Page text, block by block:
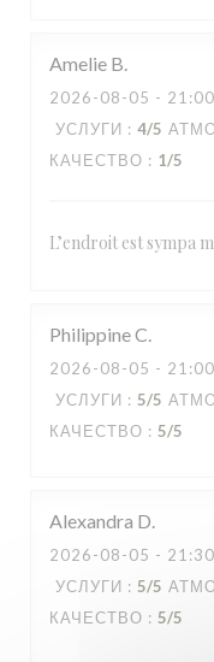
Amelie B
2026-08-05 -
УСЛУГИ : 4/5
КАЧЕСТВО : 1/5
L’endroit est sympa
PhilippineC
2026-08-05 -
УСЛУГИ : 5/5
КАЧЕСТВО : 5/5
Alexandra D
2026-08-05 -
УСЛУГИ : 5/5
КАЧЕСТВО : 5/5